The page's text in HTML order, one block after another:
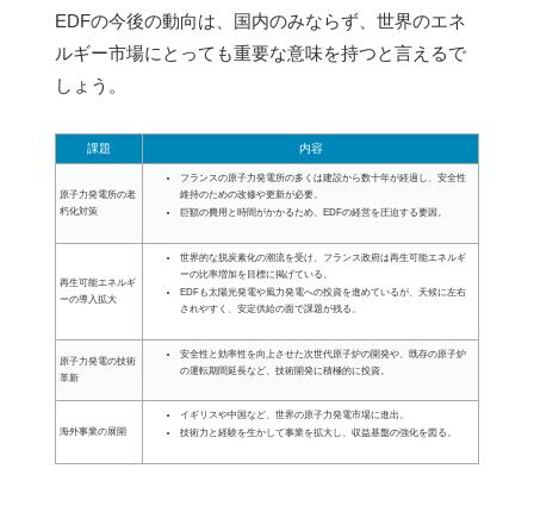
EDFの今後の動向は、国内のみならず、世界のエネ
ルギー市場にとっても重要な意味を持つと言えるで
しょう。
課題 内容
原子力発電所の老
朽化対策
フランスの原子力発電所の多くは建設から数十年が経過し、安全性
維持のための改修や更新が必要。
巨額の費用と時間がかかるため、EDFの経営を圧迫する要因。
再生可能エネルギ
ーの導入拡大
世界的な脱炭素化の潮流を受け、フランス政府は再生可能エネルギ
ーの比率増加を目標に掲げている。
EDFも太陽光発電や風力発電への投資を進めているが、天候に左右
されやすく、安定供給の面で課題が残る。
原子力発電の技術
革新
安全性と効率性を向上させた次世代原子炉の開発や、既存の原子炉
の運転期間延長など、技術開発に積極的に投資。
海外事業の展開
イギリスや中国など、世界の原子力発電市場に進出。
技術力と経験を生かして事業を拡大し、収益基盤の強化を図る。